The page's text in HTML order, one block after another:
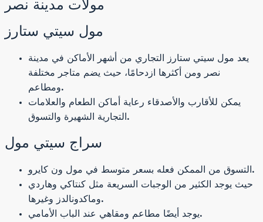
مولات مدينة نصر
مول سيتي ستارز
يعد مول سيتي ستارز التجاري من أشهر الأماكن في مدينة
نصر ومن أكثرها ازدحامًا، حيث يضم متاجر مختلفة
ومطاعم.
يمكن للأقارب والأصدقاء رعاية أماكن الطعام والعلامات
التجارية الشهيرة والتسوق.
سراج سيتي مول
التسوق من الممكن فعله بسعر متوسط ​​في مول ون كايرو.
حيث يوجد الكثير من الوجبات السريعة مثل كنتاكي وهاردي
وماكدونالدز وغيرها.
يوجد أيضًا مطاعم ومقاهي عند الباب الأمامي.